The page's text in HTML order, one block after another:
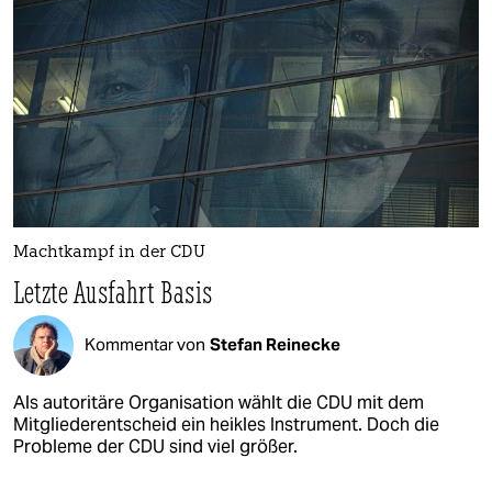
Machtkampf in der CDU
Letzte Ausfahrt Basis
Kommentar von Stefan Reinecke
Als autoritäre Organisation wählt die CDU mit dem
Mitgliederentscheid ein heikles Instrument. Doch die
Probleme der CDU sind viel größer.